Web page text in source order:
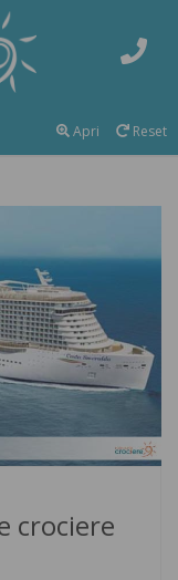
Reset
Apri
crociere